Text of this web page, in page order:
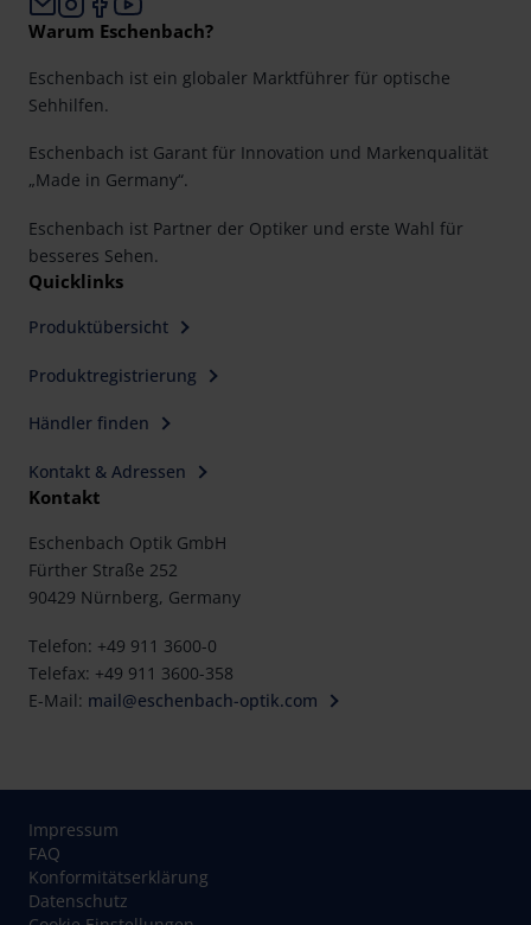
Warum Eschenbach?
Eschenbach ist ein globaler Marktführer für optische
Sehhilfen.
Eschenbach ist Garant für Innovation und Markenqualität
„Made in Germany“.
Eschenbach ist Partner der Optiker und erste Wahl für
besseres Sehen.
Quicklinks
Produktübersicht
Produktregistrierung
Händler finden
Kontakt & Adressen
Kontakt
Eschenbach Optik GmbH
Fürther Straße 252
90429 Nürnberg, Germany
Telefon: +49 911 3600-0
Telefax: +49 911 3600-358
E-Mail: mail@eschenbach-optik.com
Impressum
FAQ
Konformitätserklärung
Datenschutz